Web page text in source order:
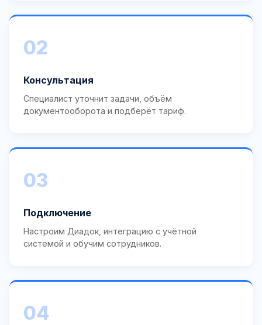
02
Консультация
Специалист уточнит задачи, объём
документооборота и подберёт тариф.
03
Подключение
Настроим Диадок, интеграцию с учётной
системой и обучим сотрудников.
04